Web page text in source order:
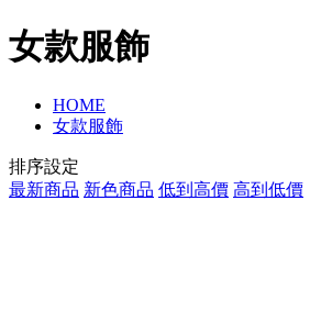
女款服飾
HOME
女款服飾
排序設定
最新商品 新色商品 低到高價 高到低價